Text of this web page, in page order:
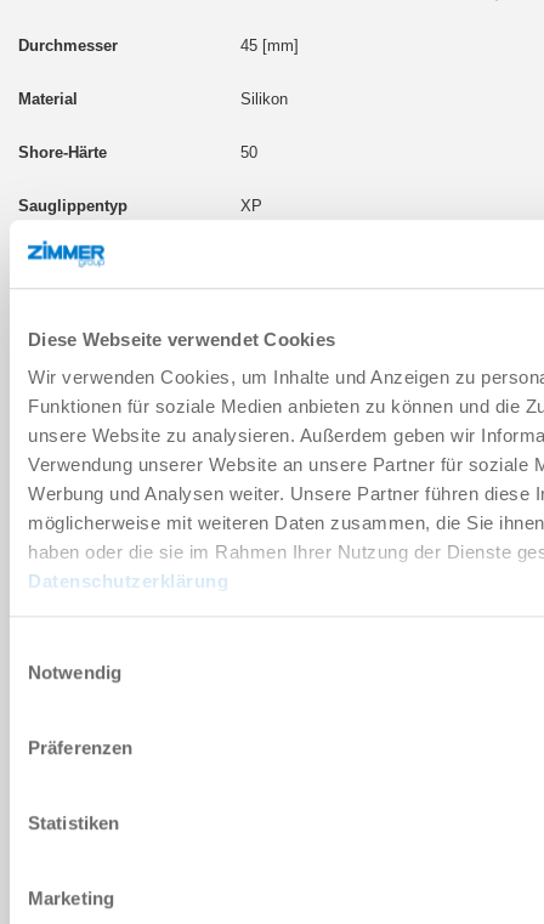
Diese Webseite verwendet Cookies
Wir verwenden Cookies, um Inhalte und Anzeigen zu
Funktionen für soziale Medien anbieten zu können und die
unsere Website zu analysieren. Außerdem geben wir
Verwendung unserer Website an unsere Partner für soziale
Werbung und Analysen weiter. Unsere Partner führen diese
möglicherweise mit weiteren Daten zusammen, die Sie
haben oder die sie im Rahmen Ihrer Nutzung der Dienste
Datenschutzerklärung
Notwendig
Präferenzen
Statistiken
Marketing
45 [mm]
Silikon
50
XP
45 [mm]
Silikon lebensmittelecht
30
XP